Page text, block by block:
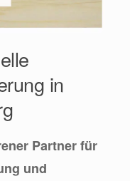
in
Partner für
und